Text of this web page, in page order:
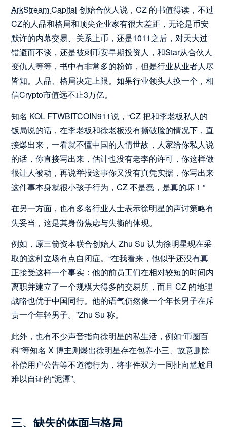
ArkStream Capital 创始合伙人说，CZ 的书值得读，不过
CZ的人品和格局和顶尖企业家有很大差距，无论是币安
默许的内幕交易、关系上币，还是1011之后，对天大过
错避而不谈，还是被刺币安早期投资人，和Star从合伙人
变仇人等等，书中有非常多的粉饰，但是行业从业者人尽
皆知。人品、格局决定上限。如果行业领头人换一个，相
信Crypto市值远不止3万亿。
知名 KOL FTWBITCOIN911说，“CZ 把和李老板私人的
饭局说的话，在李老板和徐老板没有撕破脸的情况下，直
接爆出来，一看就不懂中国的人情世故，人家给你私人说
的话，你直接写出来，估计也没有老李的许可，你这样做
很让人被动，再说举报这事你又没有真凭实据，你写出来
这件事本身就很小孩子行为，CZ 不是蠢，是真的坏！”
在另一方面，也有多名行业人士表示徐明星的声讨策略有
失妥当，这是其身份焦虑与失衡的体现。
例如，原三箭资本联合创始人 Zhu Su 认为徐明星现在采
取的这种立场有点自闭症。“在我看来，他似乎还没有真
正接受这样一个事实：他的前员工们在相对较短的时间内
离职并建立了一个规模大得多的交易所，而且 CZ 的地理
战略也优于中国同行。他的语气仍然像一个年长男子在斥
责一个年轻男子。”Zhu Su 称。
此外，也有不少声音指向徐明星的私生活，例如“币圈百
科”等知名 X 博主则爆出徐明星存在包养小三、故意删除
补偿用户公告等不道德行为，将事件双方一同扯向尴尬且
难以自证的“泥潭”。
三、缺失的体面与格局